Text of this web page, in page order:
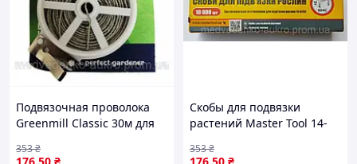
Подвязочная проволока
Greenmill Classic 30м для
огородничества прочная и
353₴
Скобы для подвязки
растений Master Tool 14-
поддержки кустов и цветов
353₴